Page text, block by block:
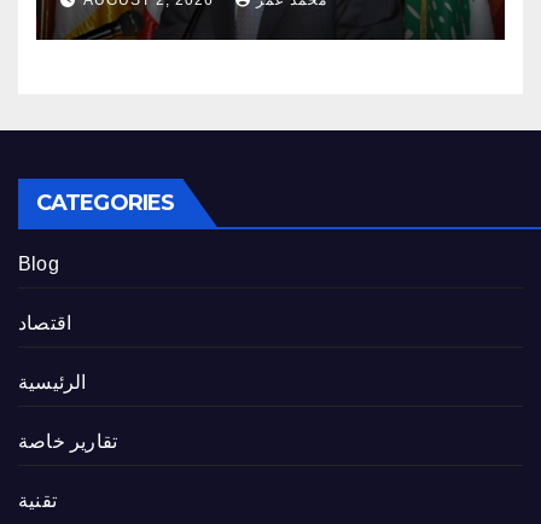
CATEGORIES
Blog
اقتصاد
الرئيسية
تقارير خاصة
تقنية